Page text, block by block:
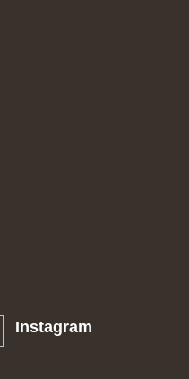
Instagram